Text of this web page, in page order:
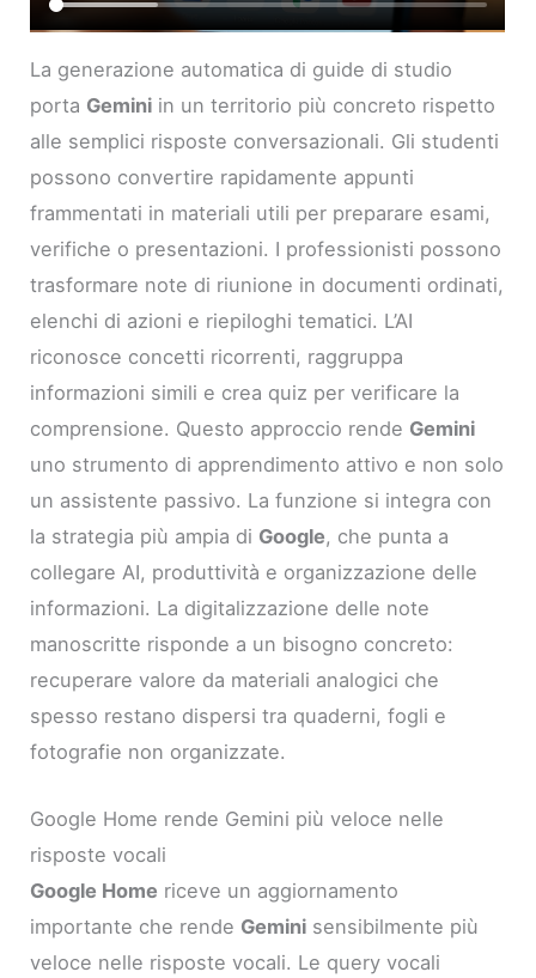
La generazione automatica di guide di studio
porta Gemini in un territorio più concreto rispetto
alle semplici risposte conversazionali. Gli studenti
possono convertire rapidamente appunti
frammentati in materiali utili per preparare esami,
verifiche o presentazioni. I professionisti possono
trasformare note di riunione in documenti ordinati,
elenchi di azioni e riepiloghi tematici. L’AI
riconosce concetti ricorrenti, raggruppa
informazioni simili e crea quiz per verificare la
comprensione. Questo approccio rende Gemini
uno strumento di apprendimento attivo e non solo
un assistente passivo. La funzione si integra con
la strategia più ampia di Google, che punta a
collegare AI, produttività e organizzazione delle
informazioni. La digitalizzazione delle note
manoscritte risponde a un bisogno concreto:
recuperare valore da materiali analogici che
spesso restano dispersi tra quaderni, fogli e
fotografie non organizzate.
Google Home rende Gemini più veloce nelle
risposte vocali
Google Home riceve un aggiornamento
importante che rende Gemini sensibilmente più
veloce nelle risposte vocali. Le query vocali